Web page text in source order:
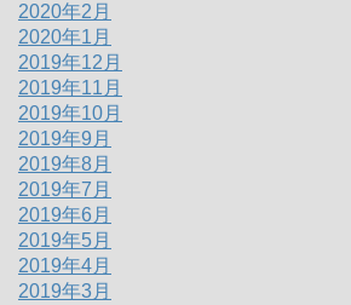
2020年2月
2020年1月
2019年12月
2019年11月
2019年10月
2019年9月
2019年8月
2019年7月
2019年6月
2019年5月
2019年4月
2019年3月